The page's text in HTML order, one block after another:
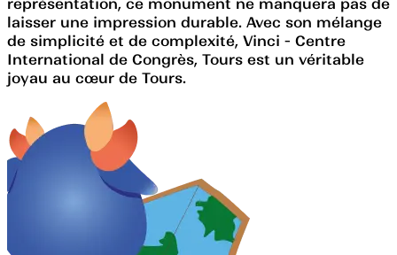
laisser une impression durable. Avec son mélange
de simplicité et de complexité, Vinci - Centre
International de Congrès, Tours est un véritable
joyau au cœur de Tours.